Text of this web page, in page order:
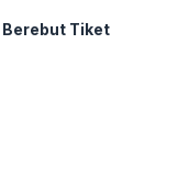
Berebut Tiket